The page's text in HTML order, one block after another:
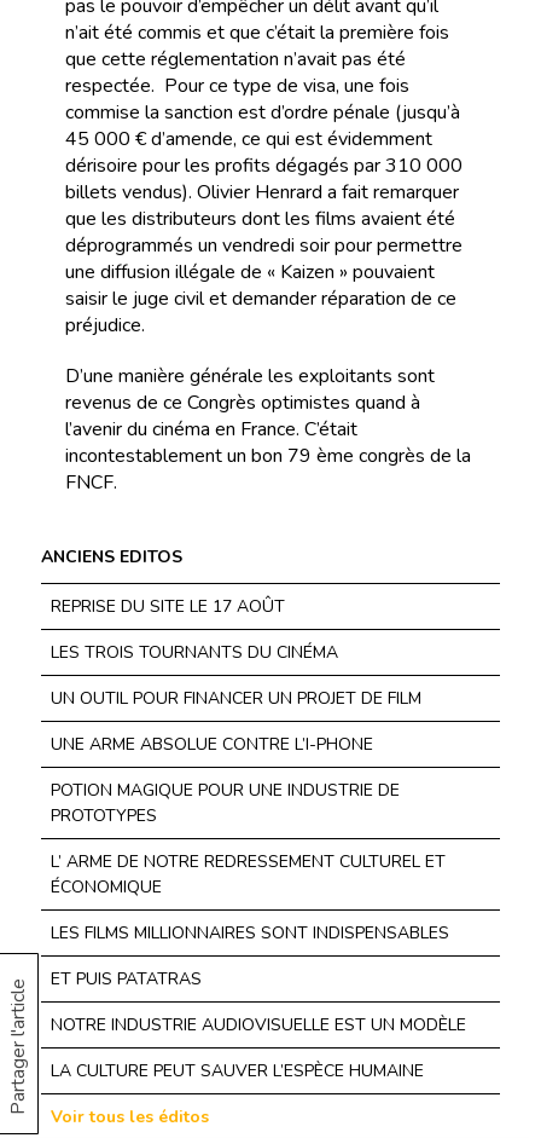
Partager l'article
pas le pouvoir d’empêcher un délit avant qu’il
n’ait été commis et que c’était la première fois
que cette réglementation n’avait pas été
respectée. Pour ce type de visa, une fois
commise la sanction est d’ordre pénale (jusqu’à
45 000 € d’amende, ce qui est évidemment
dérisoire pour les profits dégagés par 310 000
billets vendus). Olivier Henrard a fait remarquer
que les distributeurs dont les films avaient été
déprogrammés un vendredi soir pour permettre
une diffusion illégale de « Kaizen » pouvaient
saisir le juge civil et demander réparation de ce
préjudice.
D’une manière générale les exploitants sont
revenus de ce Congrès optimistes quand à
l’avenir du cinéma en France. C’était
incontestablement un bon 79 ème congrès de la
FNCF.
ANCIENS EDITOS
REPRISE DU SITE LE 17 AOÛT
LES TROIS TOURNANTS DU CINÉMA
UN OUTIL POUR FINANCER UN PROJET DE FILM
UNE ARME ABSOLUE CONTRE L’I-PHONE
POTION MAGIQUE POUR UNE INDUSTRIE DE
PROTOTYPES
L’ ARME DE NOTRE REDRESSEMENT CULTUREL ET
ÉCONOMIQUE
LES FILMS MILLIONNAIRES SONT INDISPENSABLES
ET PUIS PATATRAS
NOTRE INDUSTRIE AUDIOVISUELLE EST UN MODÈLE
LA CULTURE PEUT SAUVER L’ESPÈCE HUMAINE
Voir tous les éditos